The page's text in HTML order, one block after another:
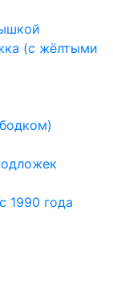
(с жёлтыми
1990 года